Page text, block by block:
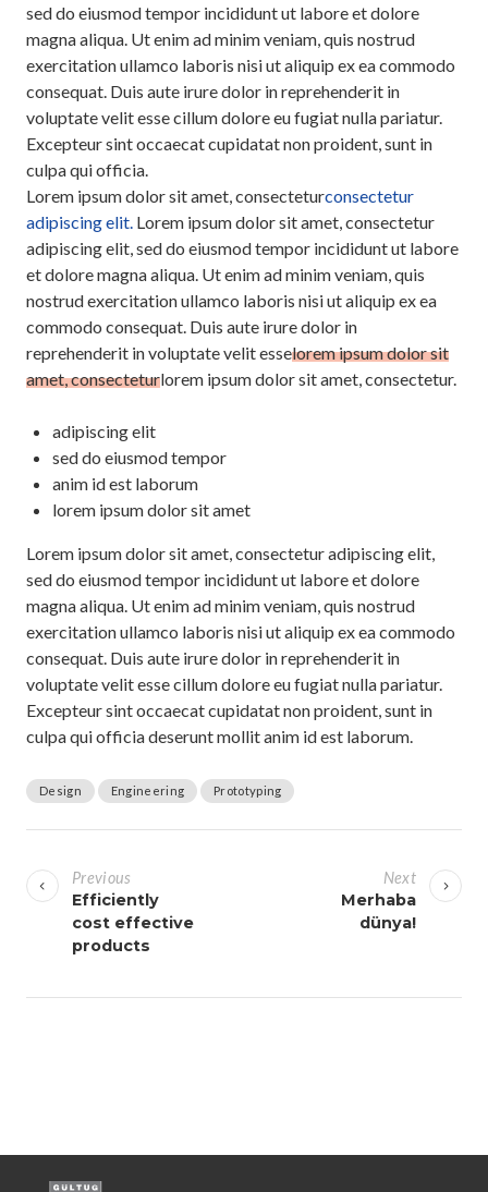
sed do eiusmod tempor incididunt ut labore et dolore
magna aliqua. Ut enim ad minim veniam, quis nostrud
exercitation ullamco laboris nisi ut aliquip ex ea commodo
consequat. Duis aute irure dolor in reprehenderit in
voluptate velit esse cillum dolore eu fugiat nulla pariatur.
Excepteur sint occaecat cupidatat non proident, sunt in
culpa qui officia.
Lorem ipsum dolor sit amet, consecteturconsectetur
adipiscing elit. Lorem ipsum dolor sit amet, consectetur
adipiscing elit, sed do eiusmod tempor incididunt ut labore
et dolore magna aliqua. Ut enim ad minim veniam, quis
nostrud exercitation ullamco laboris nisi ut aliquip ex ea
commodo consequat. Duis aute irure dolor in
reprehenderit in voluptate velit esselorem ipsum dolor sit
amet, consecteturlorem ipsum dolor sit amet, consectetur.
adipiscing elit
sed do eiusmod tempor
anim id est laborum
lorem ipsum dolor sit amet
Lorem ipsum dolor sit amet, consectetur adipiscing elit,
sed do eiusmod tempor incididunt ut labore et dolore
magna aliqua. Ut enim ad minim veniam, quis nostrud
exercitation ullamco laboris nisi ut aliquip ex ea commodo
consequat. Duis aute irure dolor in reprehenderit in
voluptate velit esse cillum dolore eu fugiat nulla pariatur.
Excepteur sint occaecat cupidatat non proident, sunt in
culpa qui officia deserunt mollit anim id est laborum.
Design Engineering Prototyping
a
z
s
Previous
Efficiently
cost effective
products
Next
Merhaba
dünya!